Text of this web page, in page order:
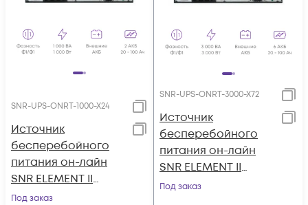
SNR-UPS-ONRT-1000-X24
Источник
бесперебойного
питания он-лайн
SNR ELEMENT II
1000ВА/1000Вт (PF-
Под заказ
SNR-UPS-ONRT-3000-X72
Источник
бесперебойного
питания он-лайн
SNR ELEMENT II
3000ВА/3000Вт (PF-
Под заказ